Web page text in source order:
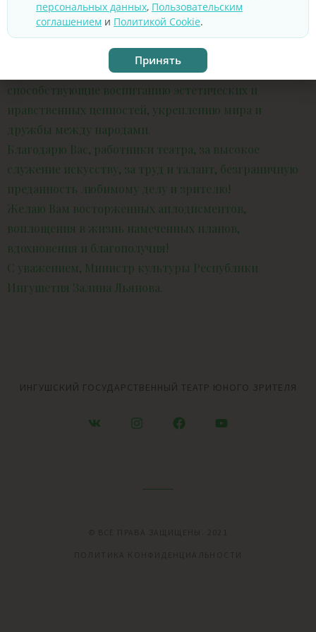
эмоциями.
В основе вашего вдохновенного труда лежат
традиции отечественной и национальной культуры –
духовность, человеколюбие и патриотизм,
способствующие воспитанию эстетических и
нравственных ценностей, укреплению мира и
дружбы между народами.
Благодарю Вас, работники театра, за высокое
служение искусству, за труд и талант, безграничную
преданность любимому делу и зрителю!
Желаю Вам восторженных аплодисментов,
воплощения в жизнь намеченных планов,
вдохновения и благополучия!
С уважением, Министр культуры Республики
Ингушетия Залина Льянова.
ИНГУШСКИЙ ГОСУДАРСТВЕННЫЙ ТЕАТР ЮНОГО ЗРИТЕЛЯ
персональных данных, Пользовательским
соглашением и Политикой Cookie.
Принять